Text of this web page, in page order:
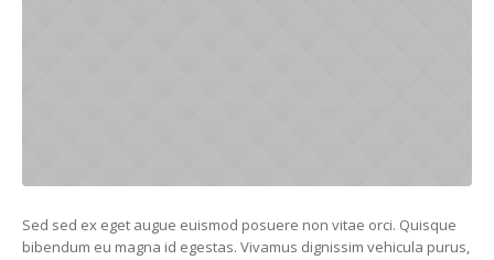
Sed sed ex eget augue euismod posuere non vitae orci. Quisque
bibendum eu magna id egestas. Vivamus dignissim vehicula purus,